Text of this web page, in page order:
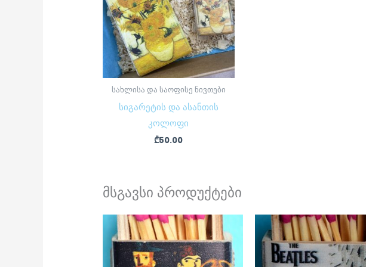
სახლისა და საოფისე ნივთები
სიგარეტის და ასანთის
კოლოფი
₾50.00
მსგავსი პროდუქტები